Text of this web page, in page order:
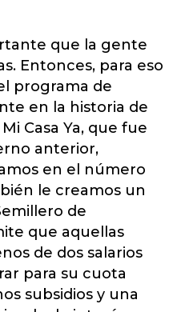
que la gente
Entonces, para eso
programa de
en la historia de
Casa Ya, que fue
anterior,
en el número
le creamos un
de
que aquellas
de dos salarios
para su cuota
subsidios y una